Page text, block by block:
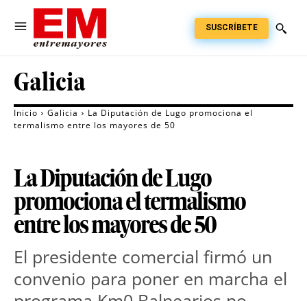
SUSCRÍBETE
Galicia
Inicio Galicia
La Diputación de Lugo promociona el
termalismo entre los mayores de 50
La Diputación de Lugo
promociona el termalismo
entre los mayores de 50
El presidente comercial firmó un
convenio para poner en marcha el